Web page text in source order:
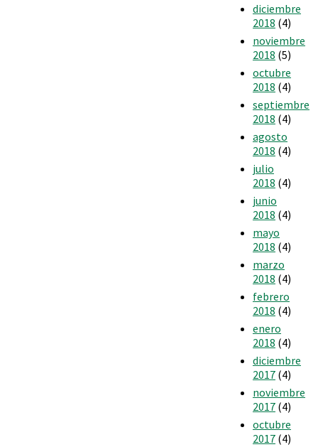
diciembre
2018 (4)
noviembre
2018 (5)
octubre
2018 (4)
septiembre
2018 (4)
agosto
2018 (4)
julio
2018 (4)
junio
2018 (4)
mayo
2018 (4)
marzo
2018 (4)
febrero
2018 (4)
enero
2018 (4)
diciembre
2017 (4)
noviembre
2017 (4)
octubre
2017 (4)